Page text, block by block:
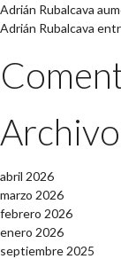
Adrián Rubalcava
Adrián Rubalcava
abril 2026
marzo 2026
febrero 2026
enero 2026
septiembre 2025